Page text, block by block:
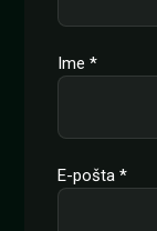
Ime *
E-pošta *